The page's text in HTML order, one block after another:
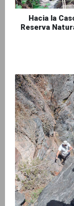
Hacia la
Reserva